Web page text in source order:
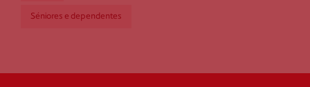
Séniores e dependentes